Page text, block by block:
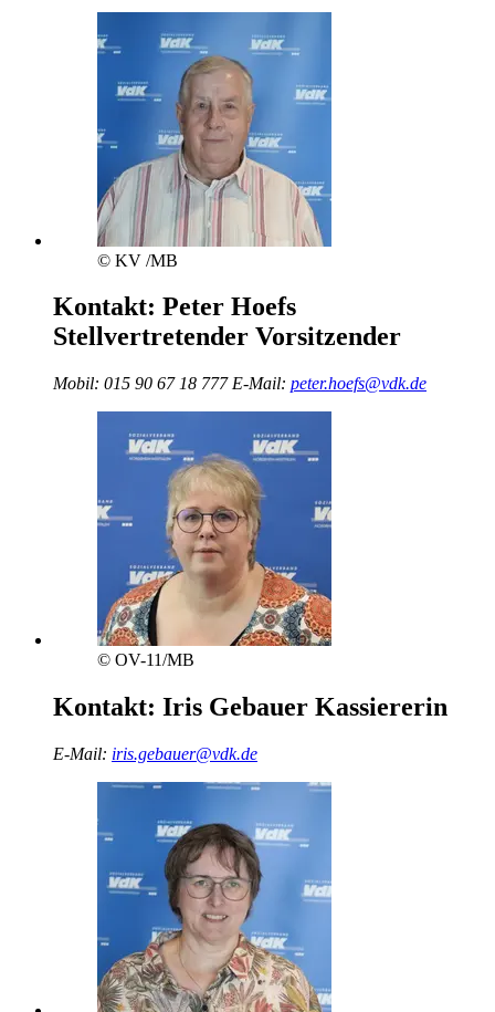
© KV /MB
Kontakt: Peter Hoefs
Stellvertretender Vorsitzender
Mobil: 015 90 67 18 777 E-Mail: peter.hoefs@vdk.de
© OV-11/MB
Kontakt: Iris Gebauer Kassiererin
E-Mail: iris.gebauer@vdk.de